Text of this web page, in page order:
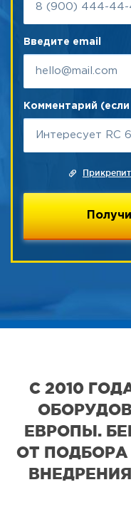
Введите email
Комментарий (если
С 2010
ЕВРОПЫ.
ОТ